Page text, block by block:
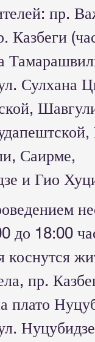
пр.
Казбеги
Сулхана
Саирме,
и Гио
до 18:00
коснутся
пр.
плато